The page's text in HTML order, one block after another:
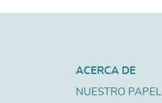
ACERCA DE
NUESTRO PAPEL